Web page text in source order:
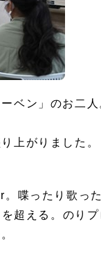
ベン」のお二人
上がりました。
喋ったり歌っ
超える。のりプ